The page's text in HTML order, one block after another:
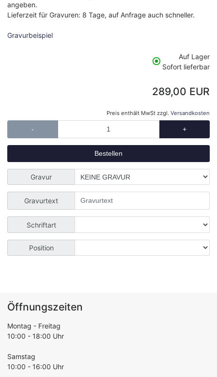
angeben.
Lieferzeit für Gravuren: 8 Tage, auf Anfrage auch schneller.
Gravurbeispiel
Auf Lager
Sofort lieferbar
289,00 EUR
Preis enthält MwSt zzgl. Versandkosten
- +
Gravur
Gravurtext
Schriftart
Position
Öffnungszeiten
Montag - Freitag
10:00 - 18:00 Uhr
Samstag
10:00 - 16:00 Uhr